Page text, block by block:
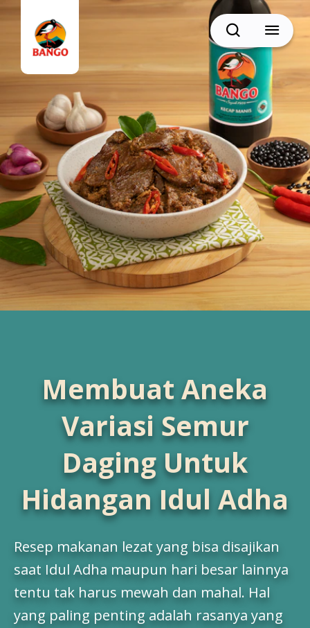
BACK
Resep Sate
Resep Semur
Resep Daging
Resep Ayam
Resep Ikan
Resep Tempe/Tahu
Semua Resep
Cari
Membuat Aneka
Variasi Semur
Daging Untuk
Hidangan Idul Adha
Resep makanan lezat yang bisa disajikan
saat Idul Adha maupun hari besar lainnya
tentu tak harus mewah dan mahal. Hal
yang paling penting adalah rasanya yang